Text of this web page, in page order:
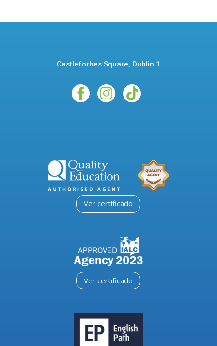
Castleforbes Square, Dublin 1
Ver certificado
Ver certificado